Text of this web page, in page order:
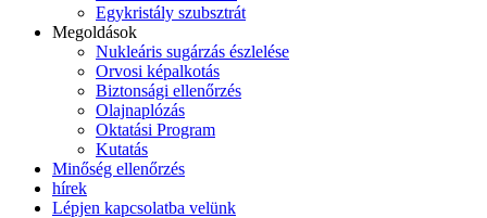
Egykristály szubsztrát
Megoldások
Nukleáris sugárzás észlelése
Orvosi képalkotás
Biztonsági ellenőrzés
Olajnaplózás
Oktatási Program
Kutatás
Minőség ellenőrzés
hírek
Lépjen kapcsolatba velünk